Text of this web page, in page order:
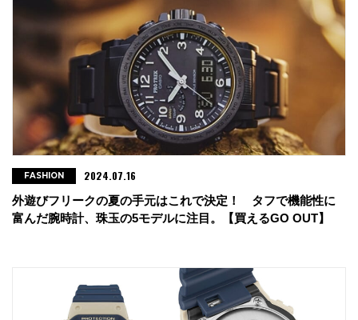
外遊びフリークの夏の手元はこれで決定！ タフで機能性に
富んだ腕時計、珠玉の5モデルに注目。【買えるGO OUT】
FASHION 2024.07.16